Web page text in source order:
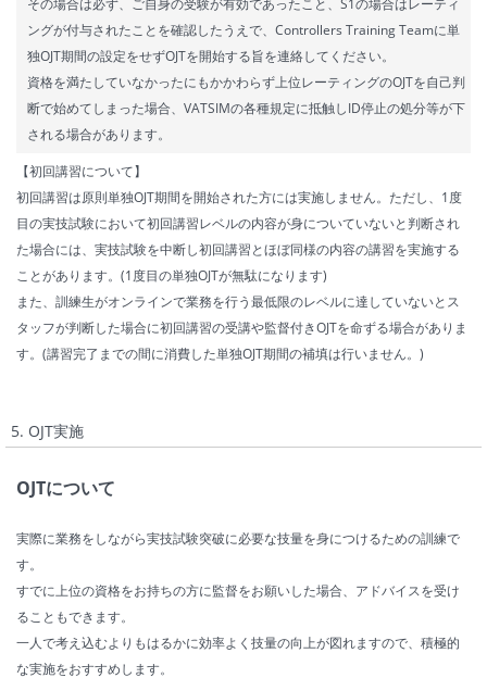
ングが付与されたことを確認したうえで、Controllers Training Teamに単
独OJT期間の設定をせずOJTを開始する旨を連絡してください。
資格を満たしていなかったにもかかわらず上位レーティングのOJTを自己判
断で始めてしまった場合、VATSIMの各種規定に抵触しID停止の処分等が下
される場合があります。
【初回講習について】
初回講習は原則単独OJT期間を開始された方には実施しません。ただし、1度
目の実技試験において初回講習レベルの内容が身についていないと判断され
た場合には、実技試験を中断し初回講習とほぼ同様の内容の講習を実施する
ことがあります。(1度目の単独OJTが無駄になります)
また、訓練生がオンラインで業務を行う最低限のレベルに達していないとス
タッフが判断した場合に初回講習の受講や監督付きOJTを命ずる場合がありま
す。(講習完了までの間に消費した単独OJT期間の補填は行いません。)
5. OJT実施
OJTについて
実際に業務をしながら実技試験突破に必要な技量を身につけるための訓練で
す。
すでに上位の資格をお持ちの方に監督をお願いした場合、アドバイスを受け
ることもできます。
一人で考え込むよりもはるかに効率よく技量の向上が図れますので、積極的
な実施をおすすめします。